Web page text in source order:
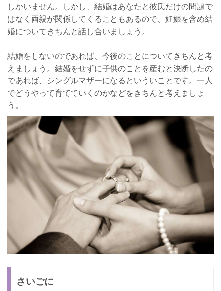
しかいません。しかし、結婚はあなたと彼氏だけの問題で
はなく両親が関係してくることもあるので、妊娠を含め結
婚についてきちんと話し合いましょう。
結婚をしないのであれば、今後のことについてきちんと考
えましょう。結婚をせずに子供のことを産むと決断したの
であれば、シングルマザーになるといういことです。一人
でどうやって育てていくのかなどをきちんと考えましょ
う。
さいごに